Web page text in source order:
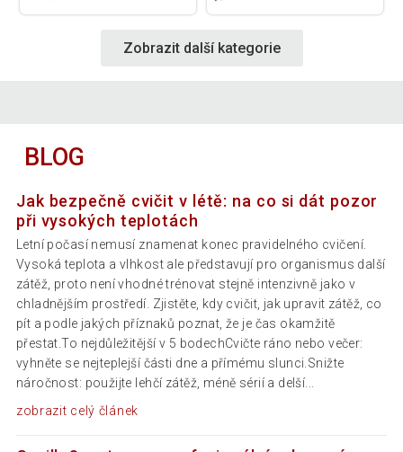
Zobrazit další kategorie
BLOG
Jak bezpečně cvičit v létě: na co si dát pozor
při vysokých teplotách
Letní počasí nemusí znamenat konec pravidelného cvičení.
Vysoká teplota a vlhkost ale představují pro organismus další
zátěž, proto není vhodné trénovat stejně intenzivně jako v
chladnějším prostředí. Zjistěte, kdy cvičit, jak upravit zátěž, co
pít a podle jakých příznaků poznat, že je čas okamžitě
přestat.To nejdůležitější v 5 bodechCvičte ráno nebo večer:
vyhněte se nejteplejší části dne a přímému slunci.Snižte
náročnost: použijte lehčí zátěž, méně sérií a delší...
zobrazit celý článek